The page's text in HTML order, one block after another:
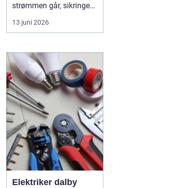
strømmen går, sikringen
springer, eller vi står med
en akut fejl på en
som Hørsholm, hvor
mange boliger er ældre,
og flere bygger om eller
udvider, spiller en dygtig
elekt...
13 juni 2026
Elektriker dalby